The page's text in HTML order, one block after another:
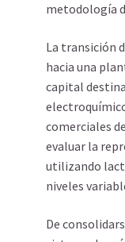
metodología
La transición
hacia una
capital
comerciales
evaluar la
utilizando
niveles
De